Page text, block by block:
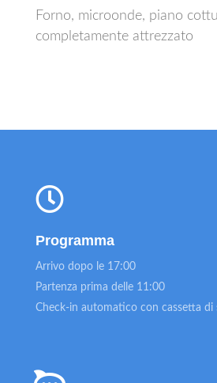
Forno, microonde, piano
completamente attrezzato
Programma
Arrivo dopo le 17:00
Partenza prima delle 11:00
Check-in automatico con cassetta di